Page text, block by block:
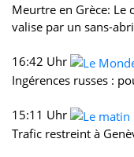
Meurtre en Grèce: Le
valise par un sans-
16:42 Uhr
Ingérences russes :
15:11 Uhr
Trafic restreint à